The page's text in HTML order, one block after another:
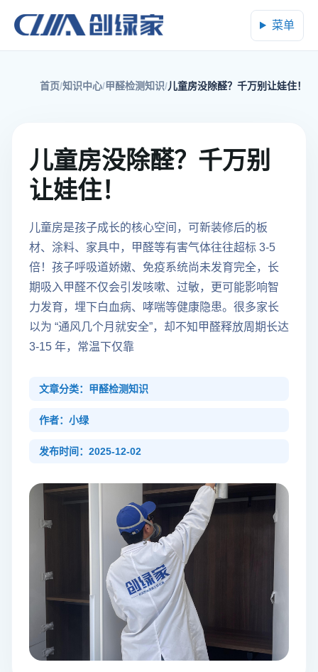
菜单
首页 知识中心 甲醛检测知识 儿童房没除醛？千万别让娃住！
儿童房没除醛？千万别
让娃住！
儿童房是孩子成长的核心空间，可新装修后的板
材、涂料、家具中，甲醛等有害气体往往超标 3-5
倍！孩子呼吸道娇嫩、免疫系统尚未发育完全，长
期吸入甲醛不仅会引发咳嗽、过敏，更可能影响智
力发育，埋下白血病、哮喘等健康隐患。很多家长
以为 “通风几个月就安全”，却不知甲醛释放周期长达
3-15 年，常温下仅靠
文章分类：甲醛检测知识
作者：小绿
发布时间：2025-12-02